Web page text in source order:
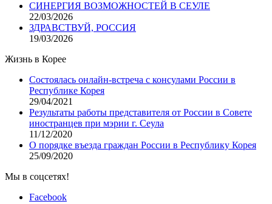
СИНЕРГИЯ ВОЗМОЖНОСТЕЙ В СЕУЛЕ
22/03/2026
ЗДРАВСТВУЙ, РОССИЯ
19/03/2026
Жизнь в Корее
Состоялась онлайн-встреча с консулами России в
Республике Корея
29/04/2021
Результаты работы представителя от России в Совете
иностранцев при мэрии г. Сеула
11/12/2020
О порядке въезда граждан России в Республику Корея
25/09/2020
Мы в соцсетях!
Facebook